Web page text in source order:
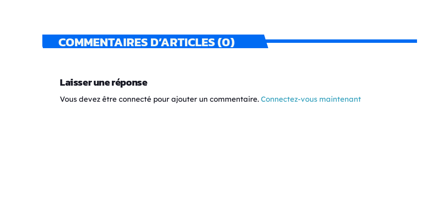
COMMENTAIRES D’ARTICLES (0)
Laisser une réponse
Vous devez être connecté pour ajouter un commentaire. Connectez-vous maintenant